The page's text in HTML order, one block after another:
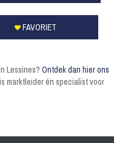
FAVORIET
Lessines?Ontdek dan hier ons
marktleider én specialist voor